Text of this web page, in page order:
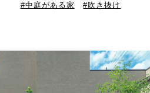
中庭がある家 吹き抜け